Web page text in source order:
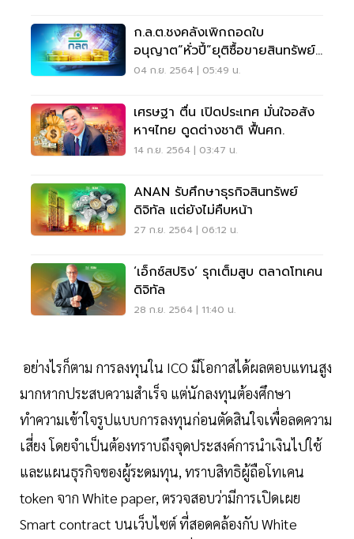
ก.ล.ต.ชงคลังเพิกถอดใบ
อนุญาต“หั่วปี้”ยุติซื้อขายสินทรัพย์
ดิจิทัล
04 ก.ย. 2564 | 05:49 น.
เศรษฐา ตื่น เปิดประเทศ มั่นใจอสัง
หาฯไทย ดูดต่างชาติ ฟื้นศก.
14 ก.ย. 2564 | 03:47 น.
ANAN รับศึกษาธุรกิจสินทรัพย์
ดิจิทัล แต่ยังไม่คืบหน้า
27 ก.ย. 2564 | 06:12 น.
‘เอ็กซ์สปริง’ รุกเต็มสูบ ตลาดโทเคน
ดิจิทัล
28 ก.ย. 2564 | 11:40 น.
อย่างไรก็ตาม การลงทุนใน ICO มีโอกาสได้ผลตอบแทนสูง
มากหากประสบความสำเร็จ แต่นักลงทุนต้องศึกษา
ทำความเข้าใจรูปแบบการลงทุนก่อนตัดสินใจเพื่อลดความ
เสี่ยง โดยจำเป็นต้องทราบถึงจุดประสงค์การนำเงินไปใช้
และแผนธุรกิจของผู้ระดมทุน, ทราบสิทธิผู้ถือโทเคน
token จาก White paper, ตรวจสอบว่ามีการเปิดเผย
Smart contract บนเว็บไซต์ ที่สอดคล้องกับ White